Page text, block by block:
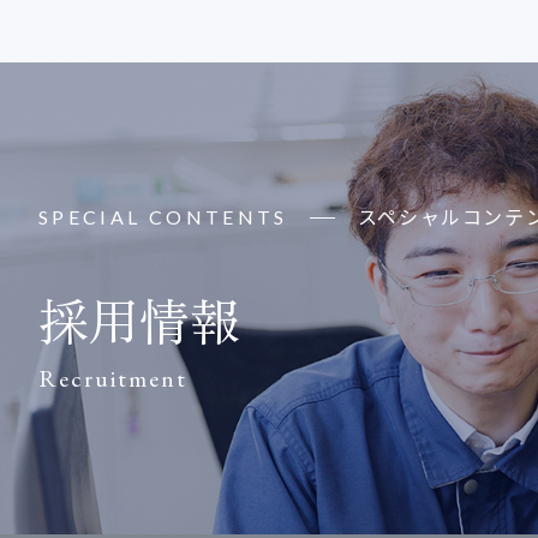
SPECIAL CONTENTS スペシャルコンテ
採用情報
Recruitment